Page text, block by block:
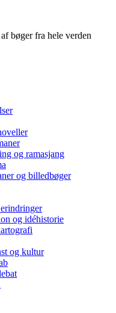
bøger fra hele verden
og ramasjang
og billedbøger
og idéhistorie
og kultur